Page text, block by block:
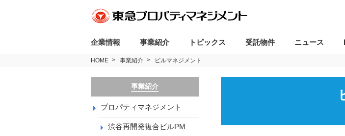
企業情報 事業紹介 トピックス 受託物件 ニュース
HOME 事業紹介 ビルマネジメント
事業紹介
プロパティマネジメント
渋谷再開発複合ビルPM